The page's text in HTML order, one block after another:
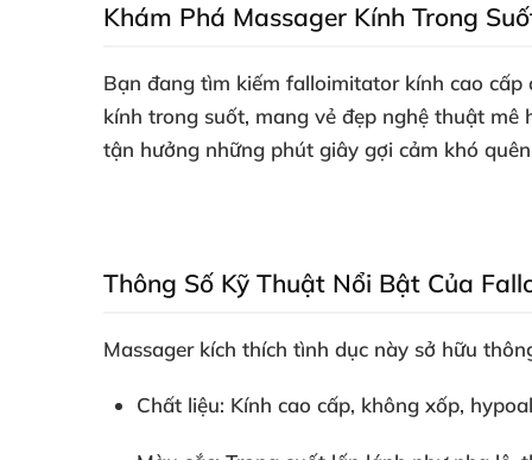
Khám Phá Massager Kính Trong
Bạn đang tìm kiếm falloimitator kính cao cấp
kính trong suốt, mang vẻ đẹp nghệ thuật mê
tận hưởng những phút giây gợi cảm khó
Thông Số Kỹ Thuật Nổi Bật Của
Massager kích thích tình dục này sở hữu
Chất liệu: Kính cao cấp, không xốp,